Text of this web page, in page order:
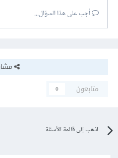
أجب على هذا السؤال...
متابعون
0
اذهب إلى قائمة الأسئلة